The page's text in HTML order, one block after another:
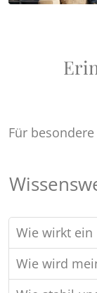
Für
Wie wirkt ein
Wie wird